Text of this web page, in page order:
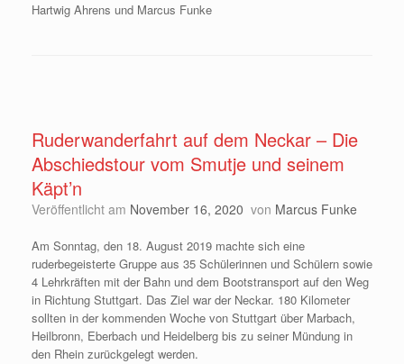
Hartwig Ahrens und Marcus Funke
Ruderwanderfahrt auf dem Neckar – Die
Abschiedstour vom Smutje und seinem
Käpt’n
Veröffentlicht am November 16, 2020 von Marcus Funke
Am Sonntag, den 18. August 2019 machte sich eine
ruderbegeisterte Gruppe aus 35 Schülerinnen und Schülern sowie
4 Lehrkräften mit der Bahn und dem Bootstransport auf den Weg
in Richtung Stuttgart. Das Ziel war der Neckar. 180 Kilometer
sollten in der kommenden Woche von Stuttgart über Marbach,
Heilbronn, Eberbach und Heidelberg bis zu seiner Mündung in
den Rhein zurückgelegt werden.